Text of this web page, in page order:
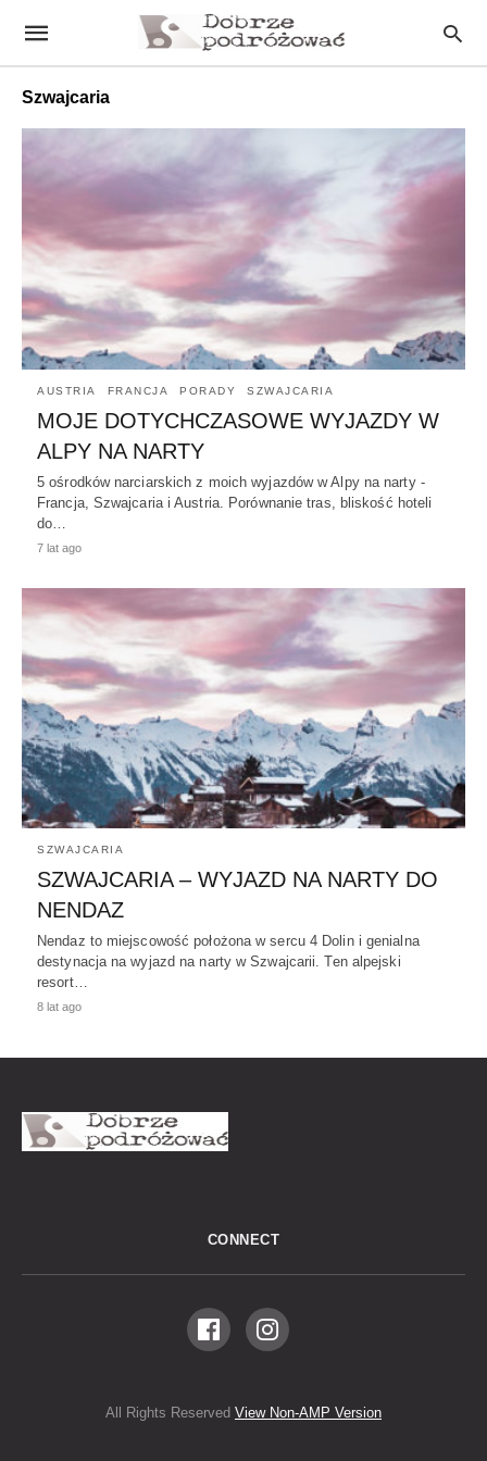
Szwajcaria
AUSTRIA FRANCJA PORADY SZWAJCARIA
MOJE DOTYCHCZASOWE WYJAZDY W
ALPY NA NARTY
5 ośrodków narciarskich z moich wyjazdów w Alpy na narty -
Francja, Szwajcaria i Austria. Porównanie tras, bliskość hoteli
do…
7 lat ago
SZWAJCARIA
SZWAJCARIA – WYJAZD NA NARTY DO
NENDAZ
Nendaz to miejscowość położona w sercu 4 Dolin i genialna
destynacja na wyjazd na narty w Szwajcarii. Ten alpejski
resort…
8 lat ago
CONNECT
All Rights Reserved View Non-AMP Version